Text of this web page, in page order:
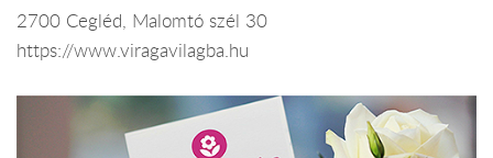
2700 Cegléd, Malomtó szél 30
https://www.viragavilagba.hu